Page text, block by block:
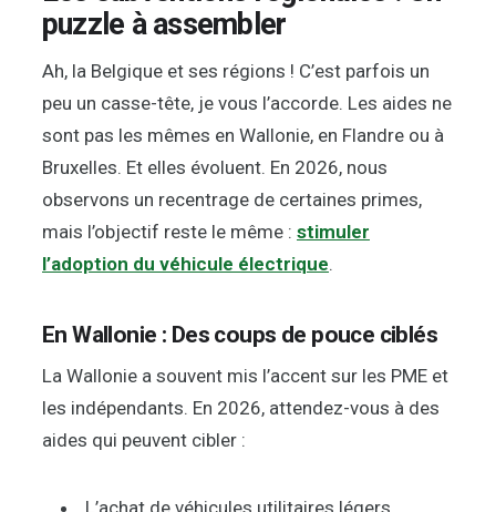
puzzle à assembler
Ah, la Belgique et ses régions ! C’est parfois un
peu un casse-tête, je vous l’accorde. Les aides ne
sont pas les mêmes en Wallonie, en Flandre ou à
Bruxelles. Et elles évoluent. En 2026, nous
observons un recentrage de certaines primes,
mais l’objectif reste le même : stimuler
l’adoption du véhicule électrique.
En Wallonie : Des coups de pouce ciblés
La Wallonie a souvent mis l’accent sur les PME et
les indépendants. En 2026, attendez-vous à des
aides qui peuvent cibler :
L’achat de véhicules utilitaires légers